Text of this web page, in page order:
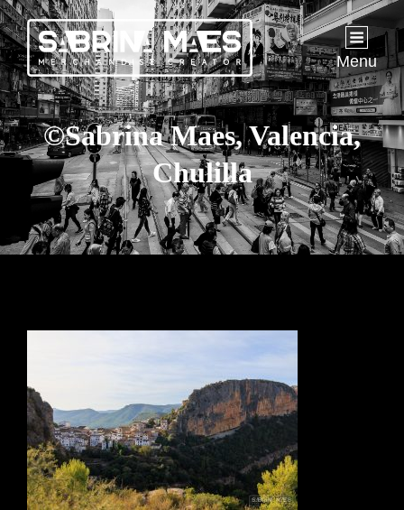
Menu
©Sabrina Maes, Valencia,
Chulilla